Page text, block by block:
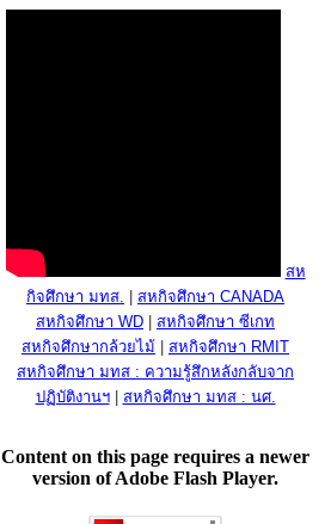
สห
กิจศึกษา มทส.
สหกิจศึกษา CANADA
สหกิจศึกษา WD
สหกิจศึกษา ซีเกท
สหกิจศึกษากล้วยไม้
สหกิจศึกษา RMIT
สหกิจศึกษา มทส : ความรู้สึกหลังกลับจาก
ปฏิบัติงานฯ| สหกิจศึกษา มทส : นศ.
Content on this page requires a newer
version of Adobe Flash Player.